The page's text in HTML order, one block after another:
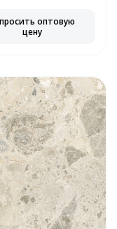
оптовую
цену